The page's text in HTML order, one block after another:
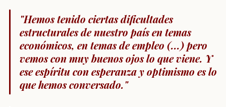
"Hemos tenido ciertas dificultades
estructurales de nuestro país en temas
económicos, en temas de empleo (...) pero
vemos con muy buenos ojos lo que viene. Y
ese espíritu con esperanza y optimismo es lo
que hemos conversado."